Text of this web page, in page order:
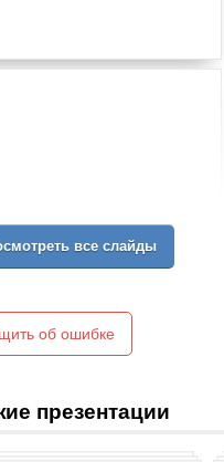
все слайды
об ошибке
презентации